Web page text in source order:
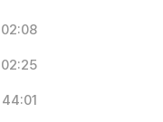
02:08
02:25
44:01